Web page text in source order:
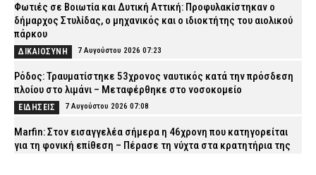
Φωτιές σε Βοιωτία και Δυτική Αττική: Προφυλακίστηκαν ο
δήμαρχος Στυλίδας, ο μηχανικός και ο ιδιοκτήτης του αιολικού
πάρκου
ΔΙΚΑΙΟΣΥΝΗ 7 Αυγούστου 2026 07:23
Ρόδος: Τραυματίστηκε 53χρονος ναυτικός κατά την πρόσδεση
πλοίου στο λιμάνι – Μεταφέρθηκε στο νοσοκομείο
ΕΙΔΗΣΕΙΣ 7 Αυγούστου 2026 07:08
Marfin: Στον εισαγγελέα σήμερα η 46χρονη που κατηγορείται
για τη φονική επίθεση – Πέρασε τη νύχτα στα κρατητήρια της